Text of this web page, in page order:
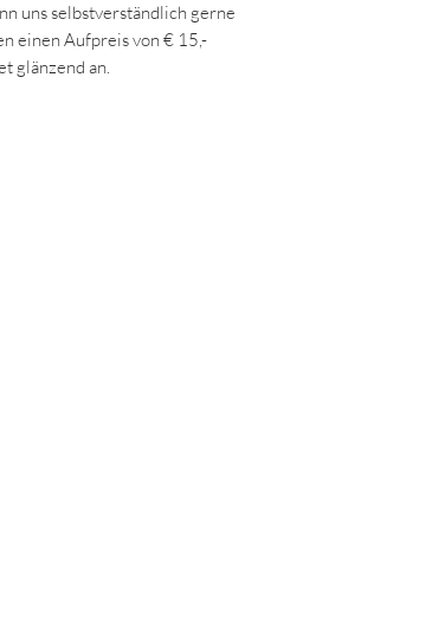
uns selbstverständlich gerne
einen Aufpreis von € 15,-
glänzend an.